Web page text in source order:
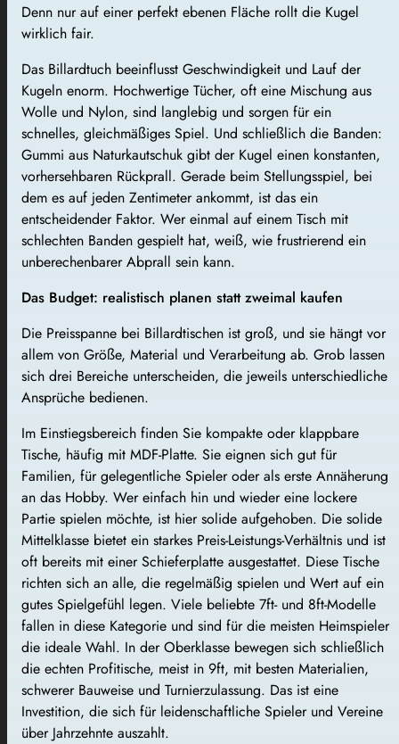
Denn nur auf einer perfekt ebenen Fläche rollt die Kugel
wirklich fair.
Das Billardtuch beeinflusst Geschwindigkeit und Lauf der
Kugeln enorm. Hochwertige Tücher, oft eine Mischung aus
Wolle und Nylon, sind langlebig und sorgen für ein
schnelles, gleichmäßiges Spiel. Und schließlich die Banden:
Gummi aus Naturkautschuk gibt der Kugel einen konstanten,
vorhersehbaren Rückprall. Gerade beim Stellungsspiel, bei
dem es auf jeden Zentimeter ankommt, ist das ein
entscheidender Faktor. Wer einmal auf einem Tisch mit
schlechten Banden gespielt hat, weiß, wie frustrierend ein
unberechenbarer Abprall sein kann.
Das Budget: realistisch planen statt zweimal kaufen
Die Preisspanne bei Billardtischen ist groß, und sie hängt vor
allem von Größe, Material und Verarbeitung ab. Grob lassen
sich drei Bereiche unterscheiden, die jeweils unterschiedliche
Ansprüche bedienen.
Im Einstiegsbereich finden Sie kompakte oder klappbare
Tische, häufig mit MDF-Platte. Sie eignen sich gut für
Familien, für gelegentliche Spieler oder als erste Annäherung
an das Hobby. Wer einfach hin und wieder eine lockere
Partie spielen möchte, ist hier solide aufgehoben. Die solide
Mittelklasse bietet ein starkes Preis-Leistungs-Verhältnis und ist
oft bereits mit einer Schieferplatte ausgestattet. Diese Tische
richten sich an alle, die regelmäßig spielen und Wert auf ein
gutes Spielgefühl legen. Viele beliebte 7ft- und 8ft-Modelle
fallen in diese Kategorie und sind für die meisten Heimspieler
die ideale Wahl. In der Oberklasse bewegen sich schließlich
die echten Profitische, meist in 9ft, mit besten Materialien,
schwerer Bauweise und Turnierzulassung. Das ist eine
Investition, die sich für leidenschaftliche Spieler und Vereine
über Jahrzehnte auszahlt.